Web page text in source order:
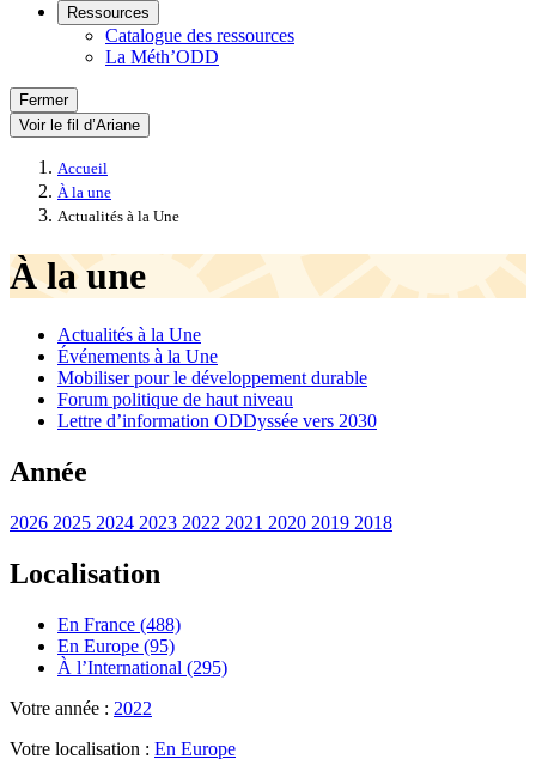
Ressources
Catalogue des ressources
La Méth’ODD
Fermer
Voir le fil d’Ariane
Accueil
À la une
Actualités à la Une
À la une
Actualités à la Une
Événements à la Une
Mobiliser pour le développement durable
Forum politique de haut niveau
Lettre d’information ODDyssée vers 2030
Année
2026 2025 2024 2023 2022 2021 2020 2019 2018
Localisation
En France (488)
En Europe (95)
À l’International (295)
Votre année : 2022
Votre localisation : En Europe